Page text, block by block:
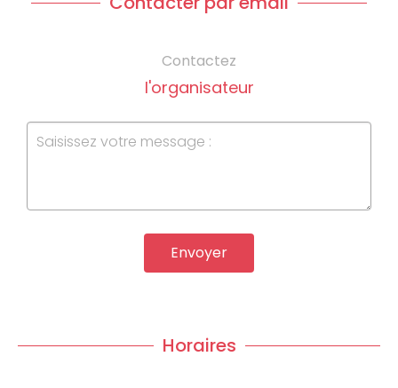
Contactez
l'organisateur
Envoyer
Horaires